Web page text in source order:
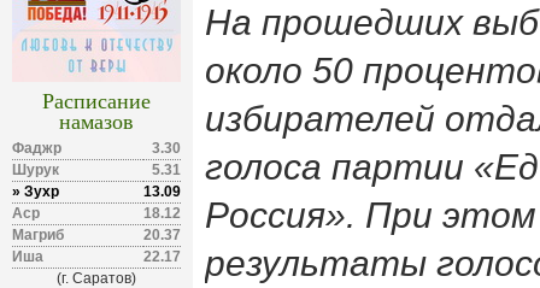
Расписание
намазов
Фаджр
3.30
Шурук
5.31
» Зухр
13.09
Аср
18.12
Магриб
20.37
Иша
22.17
(г. Саратов)
На прошедших
около 50
избирателей
голоса партии
Россия». При этом
результаты